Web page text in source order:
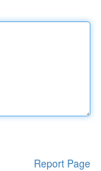
Report Page